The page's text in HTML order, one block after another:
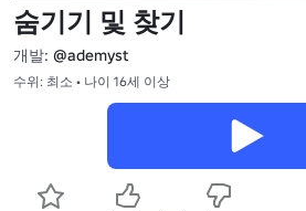
숨기기 및 찾기
개발: @ademyst
수위: 최소 • 나이 16세 이상